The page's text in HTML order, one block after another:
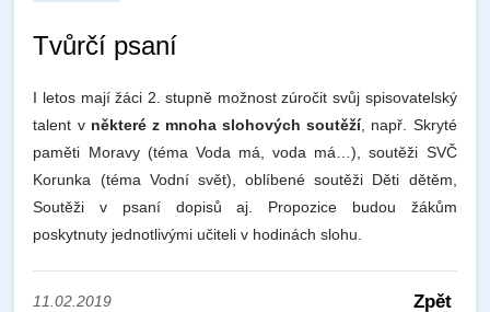
Tvůrčí psaní
I letos mají žáci 2. stupně možnost zúročit svůj spisovatelský
talent v některé z mnoha slohových soutěží, např. Skryté
paměti Moravy (téma Voda má, voda má…), soutěži SVČ
Korunka (téma Vodní svět), oblíbené soutěži Děti dětěm,
Soutěži v psaní dopisů aj. Propozice budou žákům
poskytnuty jednotlivými učiteli v hodinách slohu.
11.02.2019 Zpět